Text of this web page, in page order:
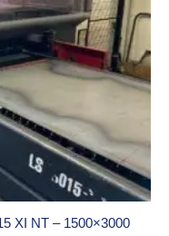
XI NT – 1500×3000